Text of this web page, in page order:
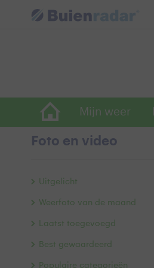
Mijn weer
Foto en video
Uitgelicht
Weerfoto van de maand
Laatst toegevoegd
Best gewaardeerd
Populaire categorieën